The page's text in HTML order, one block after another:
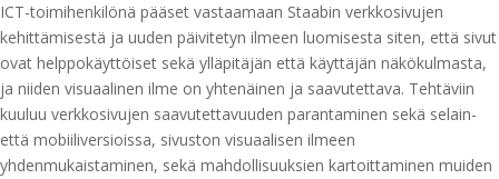
ICT-toimihenkilönä pääset vastaamaan Staabin verkkosivujen
kehittämisestä ja uuden päivitetyn ilmeen luomisesta siten, että sivut
ovat helppokäyttöiset sekä ylläpitäjän että käyttäjän näkökulmasta,
ja niiden visuaalinen ilme on yhtenäinen ja saavutettava. Tehtäviin
kuuluu verkkosivujen saavutettavuuden parantaminen sekä selain-
että mobiiliversioissa, sivuston visuaalisen ilmeen
yhdenmukaistaminen, sekä mahdollisuuksien kartoittaminen muiden